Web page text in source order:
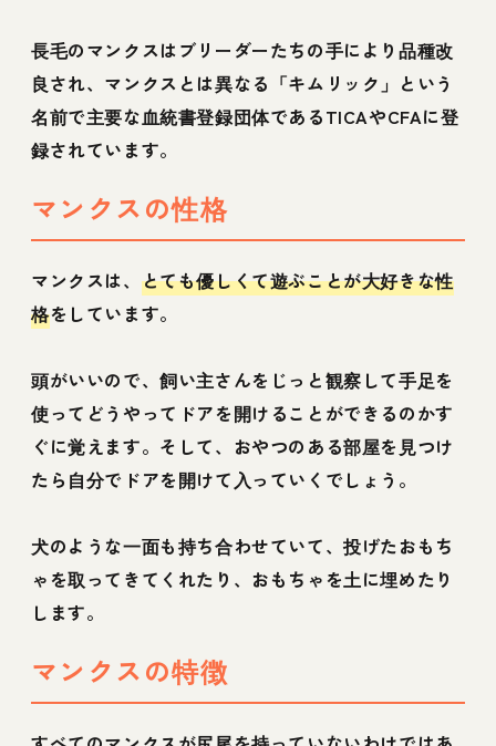
長毛のマンクスはブリーダーたちの手により品種改
良され、マンクスとは異なる「キムリック」という
名前で主要な血統書登録団体であるTICAやCFAに登
録されています。
マンクスの性格
マンクスは、 とても優しくて遊ぶことが大好きな性
格をしています。
頭がいいので、飼い主さんをじっと観察して手足を
使ってどうやってドアを開けることができるのかす
ぐに覚えます。そして、おやつのある部屋を見つけ
たら自分でドアを開けて入っていくでしょう。
犬のような一面も持ち合わせていて、投げたおもち
ゃを取ってきてくれたり、おもちゃを土に埋めたり
します。
マンクスの特徴